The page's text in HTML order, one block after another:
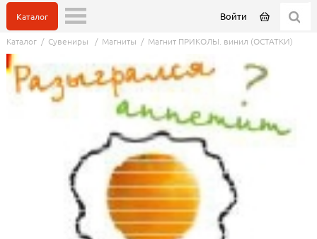
Войти
Каталог
Каталог/ Сувениры / Магниты / Магнит ПРИКОЛЫ. винил (ОСТАТКИ)